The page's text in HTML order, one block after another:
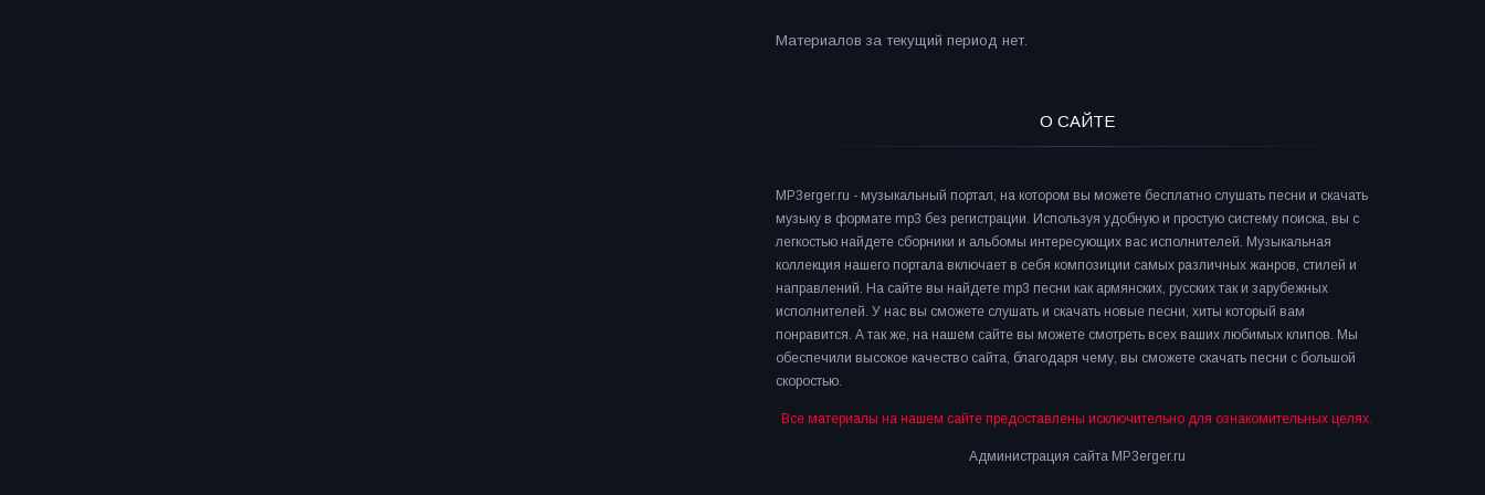
Материалов за текущий период нет.
О САЙТЕ
MP3erger.ru - музыкальный портал, на котором вы можете бесплатно слушать песни и скачать
музыку в формате mp3 без регистрации. Используя удобную и простую систему поиска, вы с
легкостью найдете сборники и альбомы интересующих вас исполнителей. Музыкальная
коллекция нашего портала включает в себя композиции самых различных жанров, стилей и
направлений. На сайте вы найдете mp3 песни как армянских, русских так и зарубежных
исполнителей. У нас вы сможете слушать и скачать новые песни, хиты который вам
понравится. А так же, на нашем сайте вы можете смотреть всех ваших любимых клипов. Мы
обеспечили высокое качество сайта, благодаря чему, вы сможете скачать песни с большой
скоростью.
Все материалы на нашем сайте предоставлены исключительно для ознакомительных целях.
Администрация сайта MP3erger.ru